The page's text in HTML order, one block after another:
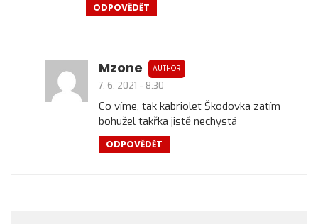
ODPOVĚDĚT
Mzone
7. 6. 2021 - 8:30
Co víme, tak kabriolet Škodovka zatím
bohužel takřka jistě nechystá
ODPOVĚDĚT